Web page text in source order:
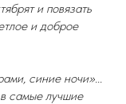
и повязать
и доброе
синие ночи»...
самые лучшие